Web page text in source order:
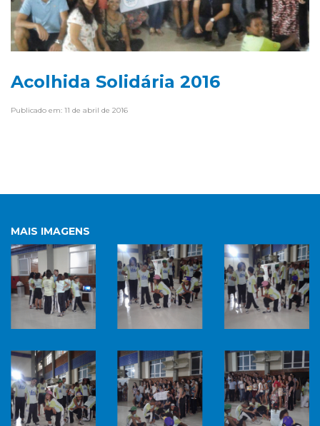
Acolhida Solidária 2016
Publicado em: 11 de abril de 2016
MAIS IMAGENS